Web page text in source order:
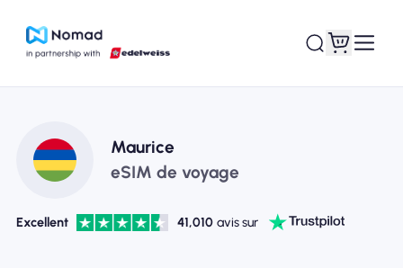
Maurice
eSIM de voyage
Excellent 41,010 avis sur